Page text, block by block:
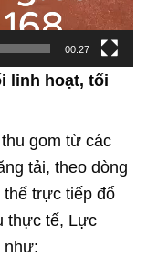
00:27
linh hoạt, tối
gom từ các
tải, theo dòng
trực tiếp đổ
thực tế, Lực
như: